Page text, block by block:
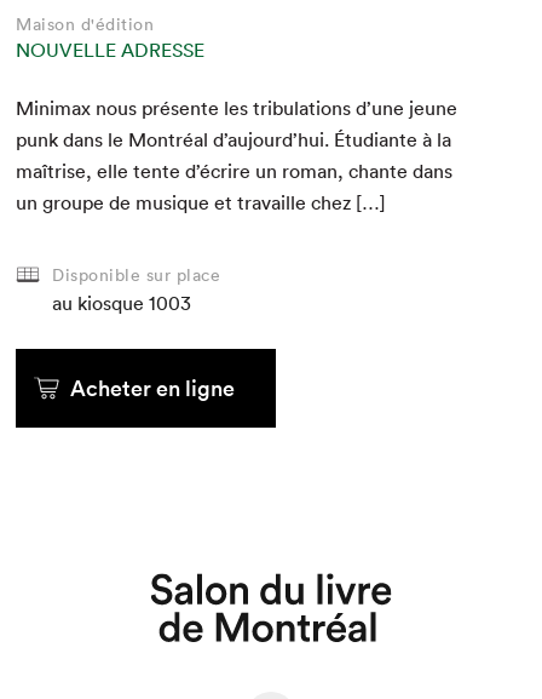
Que cherchez-vous?
Maison d'édition
NOUVELLE ADRESSE
Min­i­max nous présente les tribu­la­tions d’une jeune
punk dans le Mon­tréal d’au­jour­d’hui. Étu­di­ante à la
maîtrise, elle tente d’écrire un roman, chante dans
un groupe de musique et tra­vaille chez […]
Disponible sur place
au kiosque 1003
Acheter en ligne